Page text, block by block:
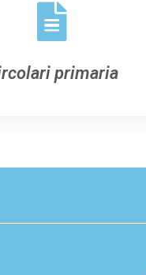
primaria